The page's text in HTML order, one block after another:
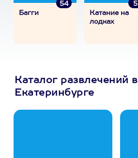
54
Багги
5
Катание на
лодках
Каталог развлечений в
Екатеринбурге